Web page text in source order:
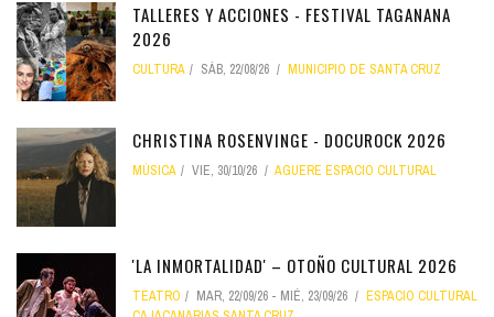
TALLERES Y ACCIONES - FESTIVAL TAGANANA
2026
CULTURA SÁB, 22/08/26 MUNICIPIO DE SANTA CRUZ
CHRISTINA ROSENVINGE - DOCUROCK 2026
MÚSICA VIE, 30/10/26 AGUERE ESPACIO CULTURAL
'LA INMORTALIDAD' – OTOÑO CULTURAL 2026
TEATRO MAR, 22/09/26 - MIÉ, 23/09/26
ESPACIO CULTURAL